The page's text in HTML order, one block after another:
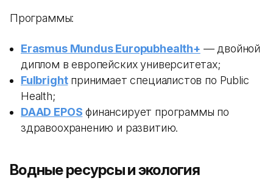
Программы:
Erasmus Mundus Europubhealth+ — двойной
диплом в европейских университетах;
Fulbrightпринимает специалистов по Public
Health;
DAAD EPOS финансирует программы по
здравоохранению и развитию.
Водные ресурсы и экология